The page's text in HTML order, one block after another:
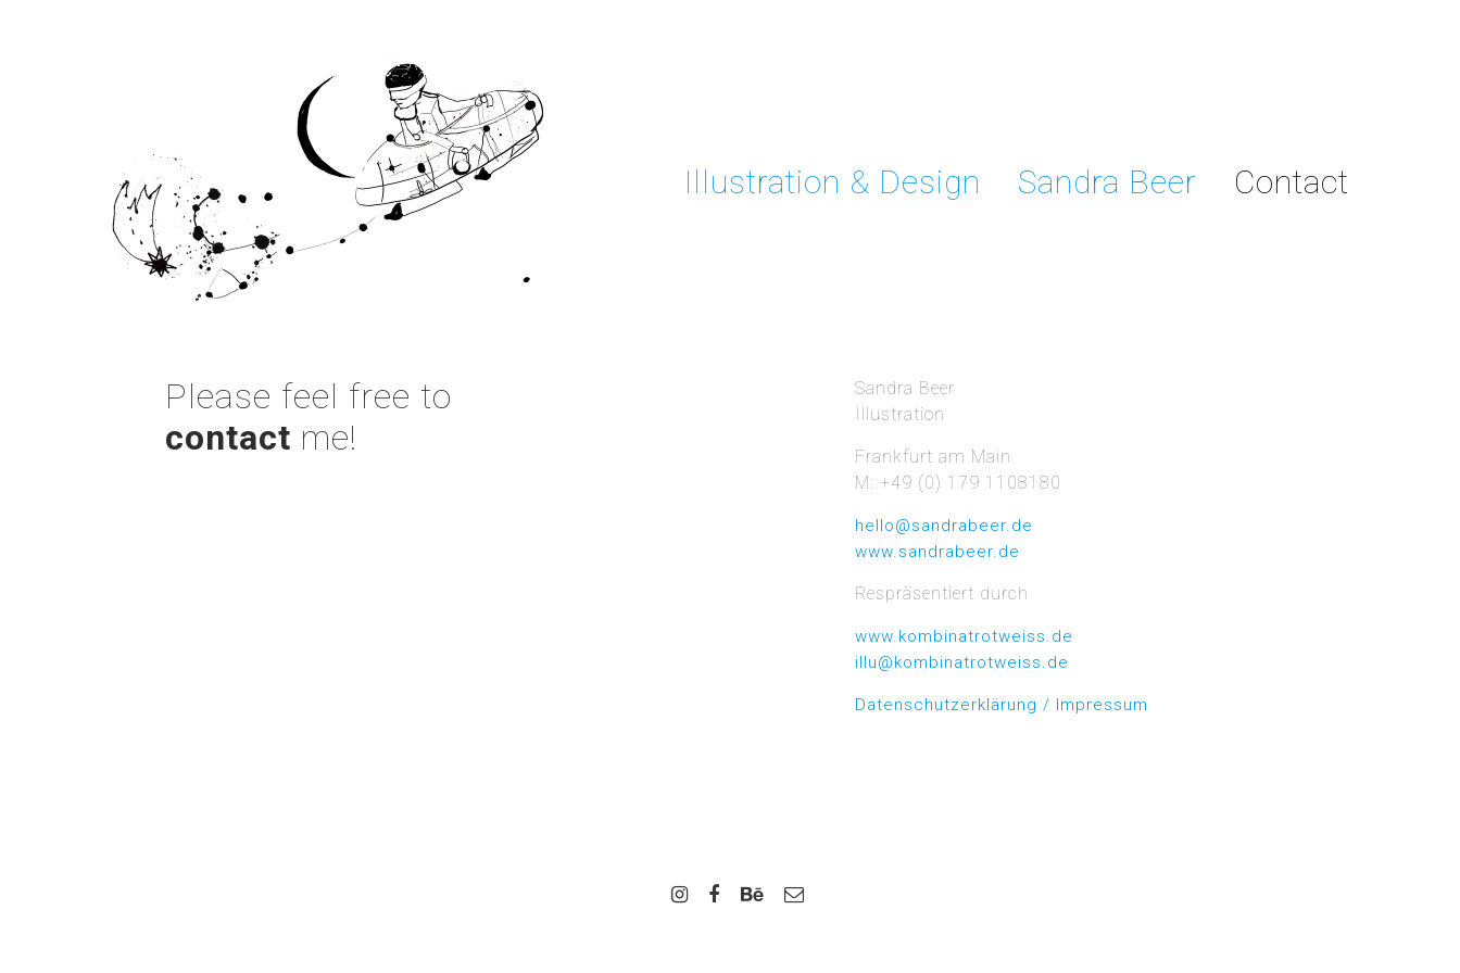
Illustration & Design Sandra Beer Contact
Please feel free to
contact me!
Sandra Beer
Illustration
Frankfurt am Main
M: +49 (0) 179 1108180
hello@sandrabeer.de
www.sandrabeer.de
Respräsentiert durch
www.kombinatrotweiss.de
illu@kombinatrotweiss.de
Datenschutzerklärung / Impressum